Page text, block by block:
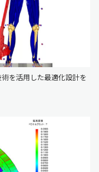
を活用した最適化設計を